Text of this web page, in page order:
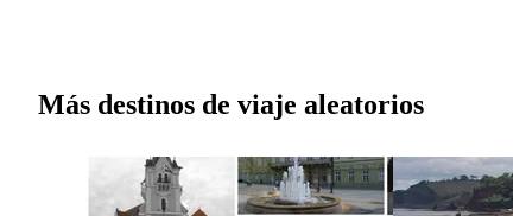
Más destinos de viaje aleatorios